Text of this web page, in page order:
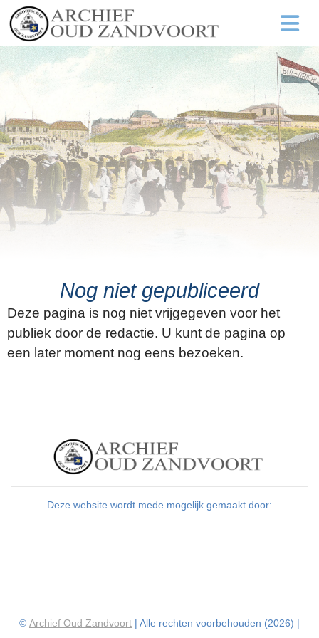
Nog niet gepubliceerd
Deze pagina is nog niet vrijgegeven voor het
publiek door de redactie. U kunt de pagina op
een later moment nog eens bezoeken.
Deze website wordt mede mogelijk gemaakt door:
© Archief Oud Zandvoort | Alle rechten voorbehouden (2026) |